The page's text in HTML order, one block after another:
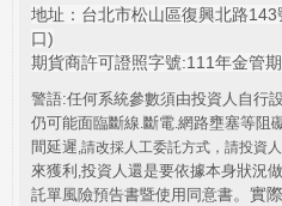
地址：台北市松山區復興北路
口)
期貨商許可證照字號:111年金管
警語:任何系統參數須由投資人自行
仍可能面臨斷線 斷電 網路壅塞等阻
間延遲 請改採人工委託方式，請投資人
來獲利 投資人還是要依據本身狀況
託單風險預告書暨使用同意書。實